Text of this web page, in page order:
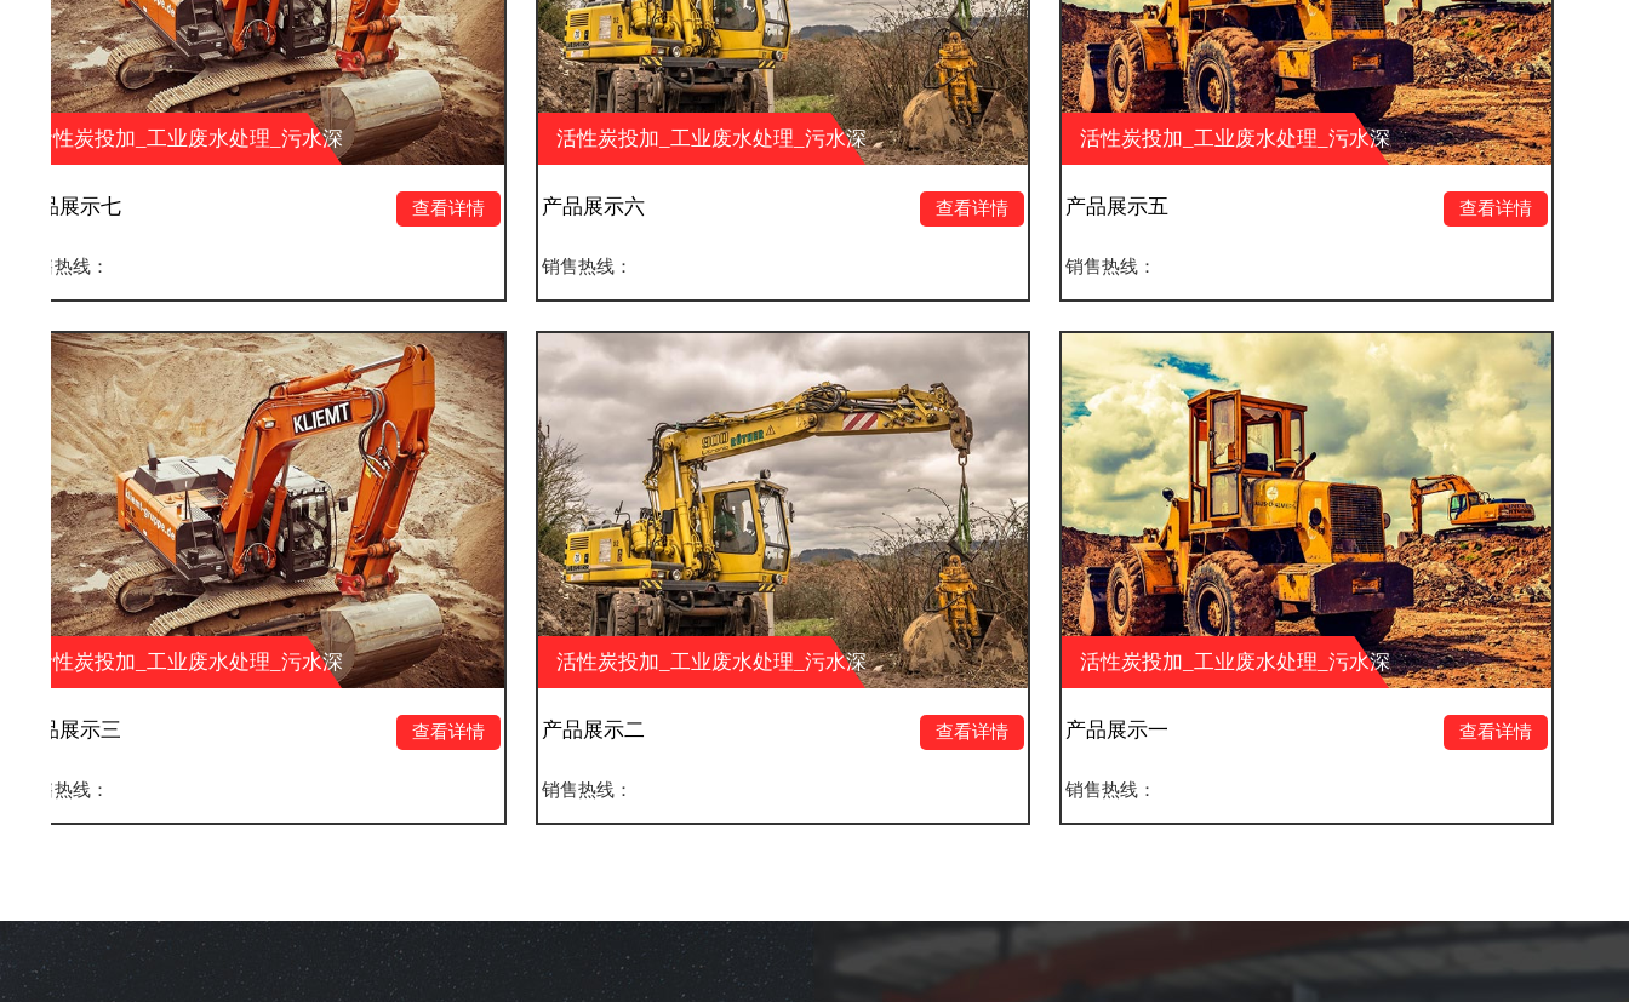
水处理_污水深
科技有限公司
活性炭投加_工业废水处理_污水深
度处理_湖南大业环保科技有限公司
产品展示六
活性炭投加_工业废水处理_污水深
度处理_湖南大业环保科技有限公司
产品展示五
水处理_污水深
科技有限公司
活性炭投加_工业废水处理_污水深
度处理_湖南大业环保科技有限公司
产品展示二
活性炭投加_工业废水处理_污水深
度处理_湖南大业环保科技有限公司
产品展示一
活性炭投加_工业废水
度处理_湖南大业环保科
产品展示八
活性炭投加_工业废水
度处理_湖南大业环保科
产品展示四